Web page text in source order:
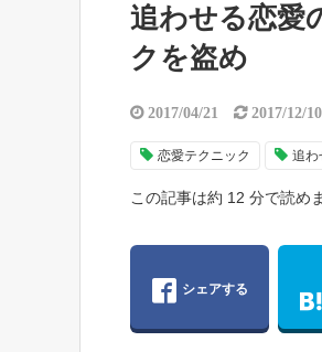
追わせる恋愛
クを盗め
2017/04/21 2017/12/10
恋愛テクニック 追わ
この記事は約 12 分で読め
シェアする